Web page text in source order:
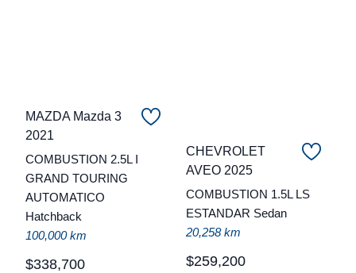
MAZDA Mazda 3
2021
COMBUSTION 2.5L I
GRAND TOURING
AUTOMATICO
Hatchback
100,000 km
$338,700
CHEVROLET
AVEO 2025
COMBUSTION 1.5L LS
ESTANDAR Sedan
20,258 km
$259,200